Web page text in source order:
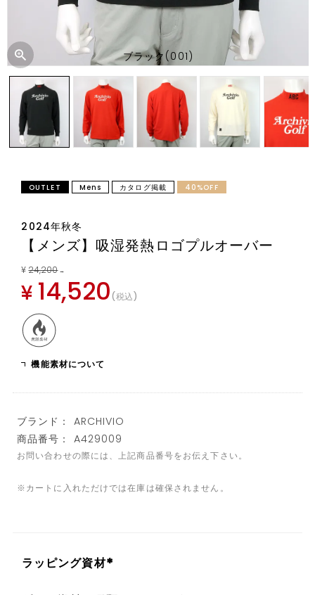
ブラック(001)
OUTLET Mens カタログ掲載 40%OFF
2024年秋冬
【メンズ】吸湿発熱ロゴプルオーバー
¥ 24,200 →
¥ 14,520 税込
機能素材について
ブランド： ARCHIVIO
商品番号： A429009
お問い合わせの際には、上記商品番号をお伝え下さい。
※カートに入れただけでは在庫は確保されません。
ラッピング資材